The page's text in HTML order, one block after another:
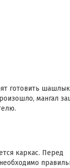
готовить
мангал
каркас. Перед